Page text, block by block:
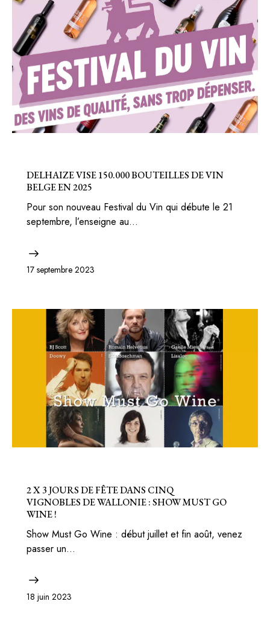
DELHAIZE VISE 150.000 BOUTEILLES DE VIN
BELGE EN 2025
Pour son nouveau Festival du Vin qui débute le 21
septembre, l’enseigne au…
17 septembre 2023
2 X 3 JOURS DE FÊTE DANS CINQ
VIGNOBLES DE WALLONIE : SHOW MUST GO
WINE !
Show Must Go Wine : début juillet et fin août, venez
passer un…
18 juin 2023